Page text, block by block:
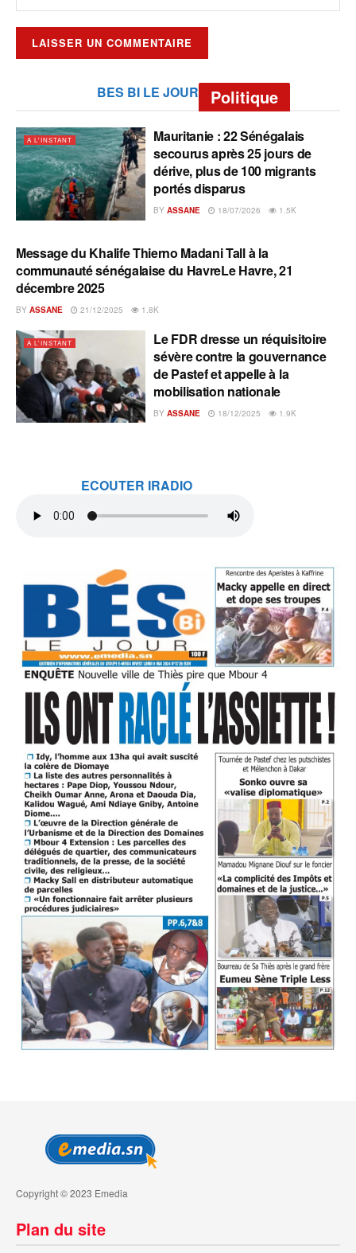
BES BI LE JOUR Politique
A L'INSTANT
Mauritanie : 22 Sénégalais
secourus après 25 jours de
dérive, plus de 100 migrants
portés disparus
BY ASSANE 18/07/2026 1.5K
A L'INSTANT
Message du Khalife Thierno Madani Tall à la
communauté sénégalaise du HavreLe Havre, 21
décembre 2025
BY ASSANE 21/12/2025 1.8K
A L'INSTANT
Le FDR dresse un réquisitoire
sévère contre la gouvernance
de Pastef et appelle à la
mobilisation nationale
BY ASSANE 18/12/2025 1.9K
ECOUTER IRADIO
Copyright © 2023 Emedia
Plan du site